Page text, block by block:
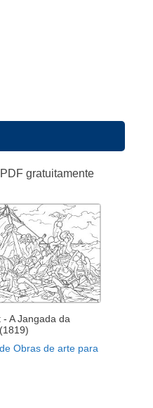
gratuitamente
- A Jangada da
Obras de arte para